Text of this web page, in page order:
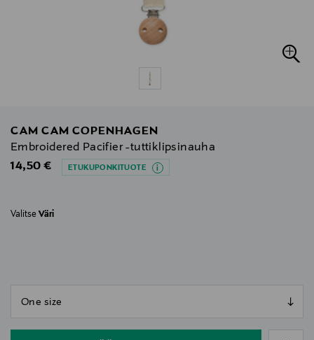
CAM CAM COPENHAGEN
Embroidered Pacifier -tuttiklipsinauha
Original Price
14,50 € ETUKUPONKITUOTE
Valitse Väri